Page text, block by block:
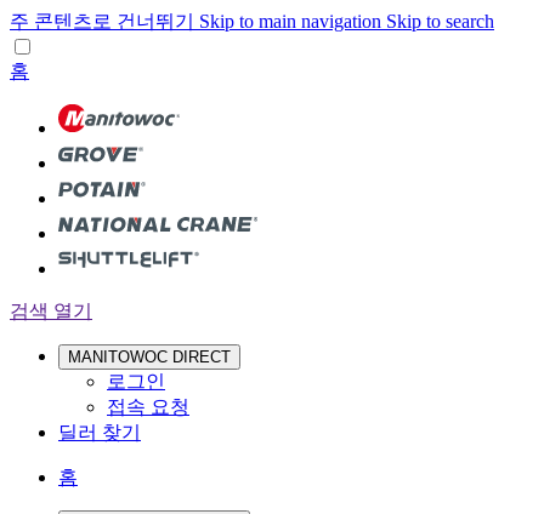
주 콘텐츠로 건너뛰기 Skip to main navigation Skip to search
홈
검색 열기
MANITOWOC DIRECT
로그인
접속 요청
딜러 찾기
홈